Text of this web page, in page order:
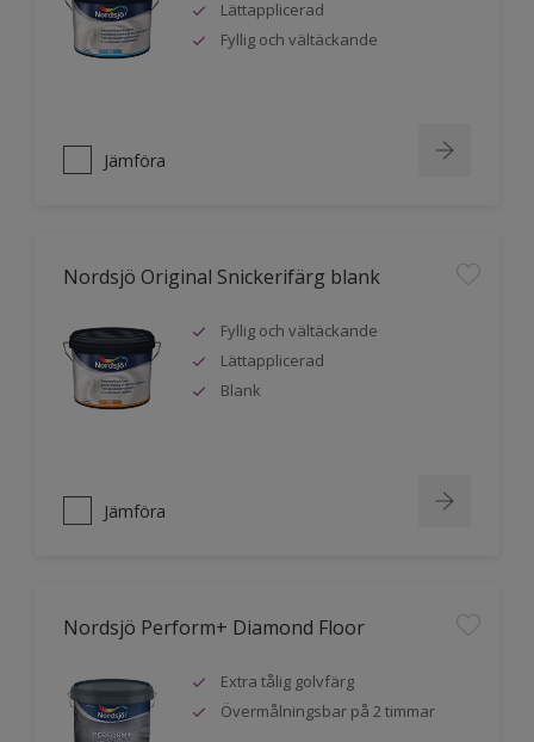
Lättapplicerad
Fyllig och vältäckande
Jämföra
Nordsjö Original Snickerifärg blank
Fyllig och vältäckande
Lättapplicerad
Blank
Jämföra
Nordsjö Perform+ Diamond Floor
Extra tålig golvfärg
Övermålningsbar på 2 timmar